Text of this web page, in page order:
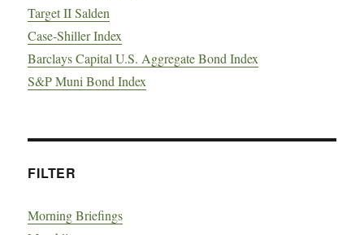
Target II Salden
Case-Shiller Index
Barclays Capital U.S. Aggregate Bond Index
S&P Muni Bond Index
FILTER
Morning Briefings